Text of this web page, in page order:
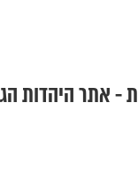
- אתר היהדות